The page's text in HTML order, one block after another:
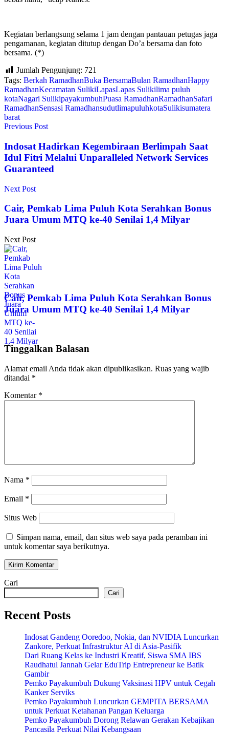
Kegiatan berlangsung selama 1 jam dengan pantauan petugas jaga
pengamanan, kegiatan ditutup dengan Do’a bersama dan foto
bersama. (*)
Jumlah Pengunjung: 721
Tags: Berkah RamadhanBuka BersamaBulan RamadhanHappy
RamadhanKecamatan SulikiLapasLapas Sulikilima puluh
kotaNagari SulikipayakumbuhPuasa RamadhanRamadhanSafari
RamadhanSensasi RamadhansudutlimapuluhkotaSulikisumatera
barat
Previous Post
Indosat Hadirkan Kegembiraan Berlimpah Saat
Idul Fitri Melalui Unparalleled Network Services
Guaranteed
Next Post
Cair, Pemkab Lima Puluh Kota Serahkan Bonus
Juara Umum MTQ ke-40 Senilai 1,4 Milyar
Next Post
Cair, Pemkab Lima Puluh Kota Serahkan Bonus
Juara Umum MTQ ke-40 Senilai 1,4 Milyar
Tinggalkan Balasan
Alamat email Anda tidak akan dipublikasikan. Ruas yang wajib
ditandai *
Komentar *
Nama *
Email *
Situs Web
Simpan nama, email, dan situs web saya pada peramban ini
untuk komentar saya berikutnya.
Cari
Cari
Recent Posts
Indosat Gandeng Ooredoo, Nokia, dan NVIDIA Luncurkan
Zankore, Perkuat Infrastruktur AI di Asia-Pasifik
Dari Ruang Kelas ke Industri Kreatif, Siswa SMA IBS
Raudhatul Jannah Gelar EduTrip Entrepreneur ke Batik
Gambir
Pemko Payakumbuh Dukung Vaksinasi HPV untuk Cegah
Kanker Serviks
Pemko Payakumbuh Luncurkan GEMPITA BERSAMA
untuk Perkuat Ketahanan Pangan Keluarga
Pemko Payakumbuh Dorong Relawan Gerakan Kebajikan
Pancasila Perkuat Nilai Kebangsaan